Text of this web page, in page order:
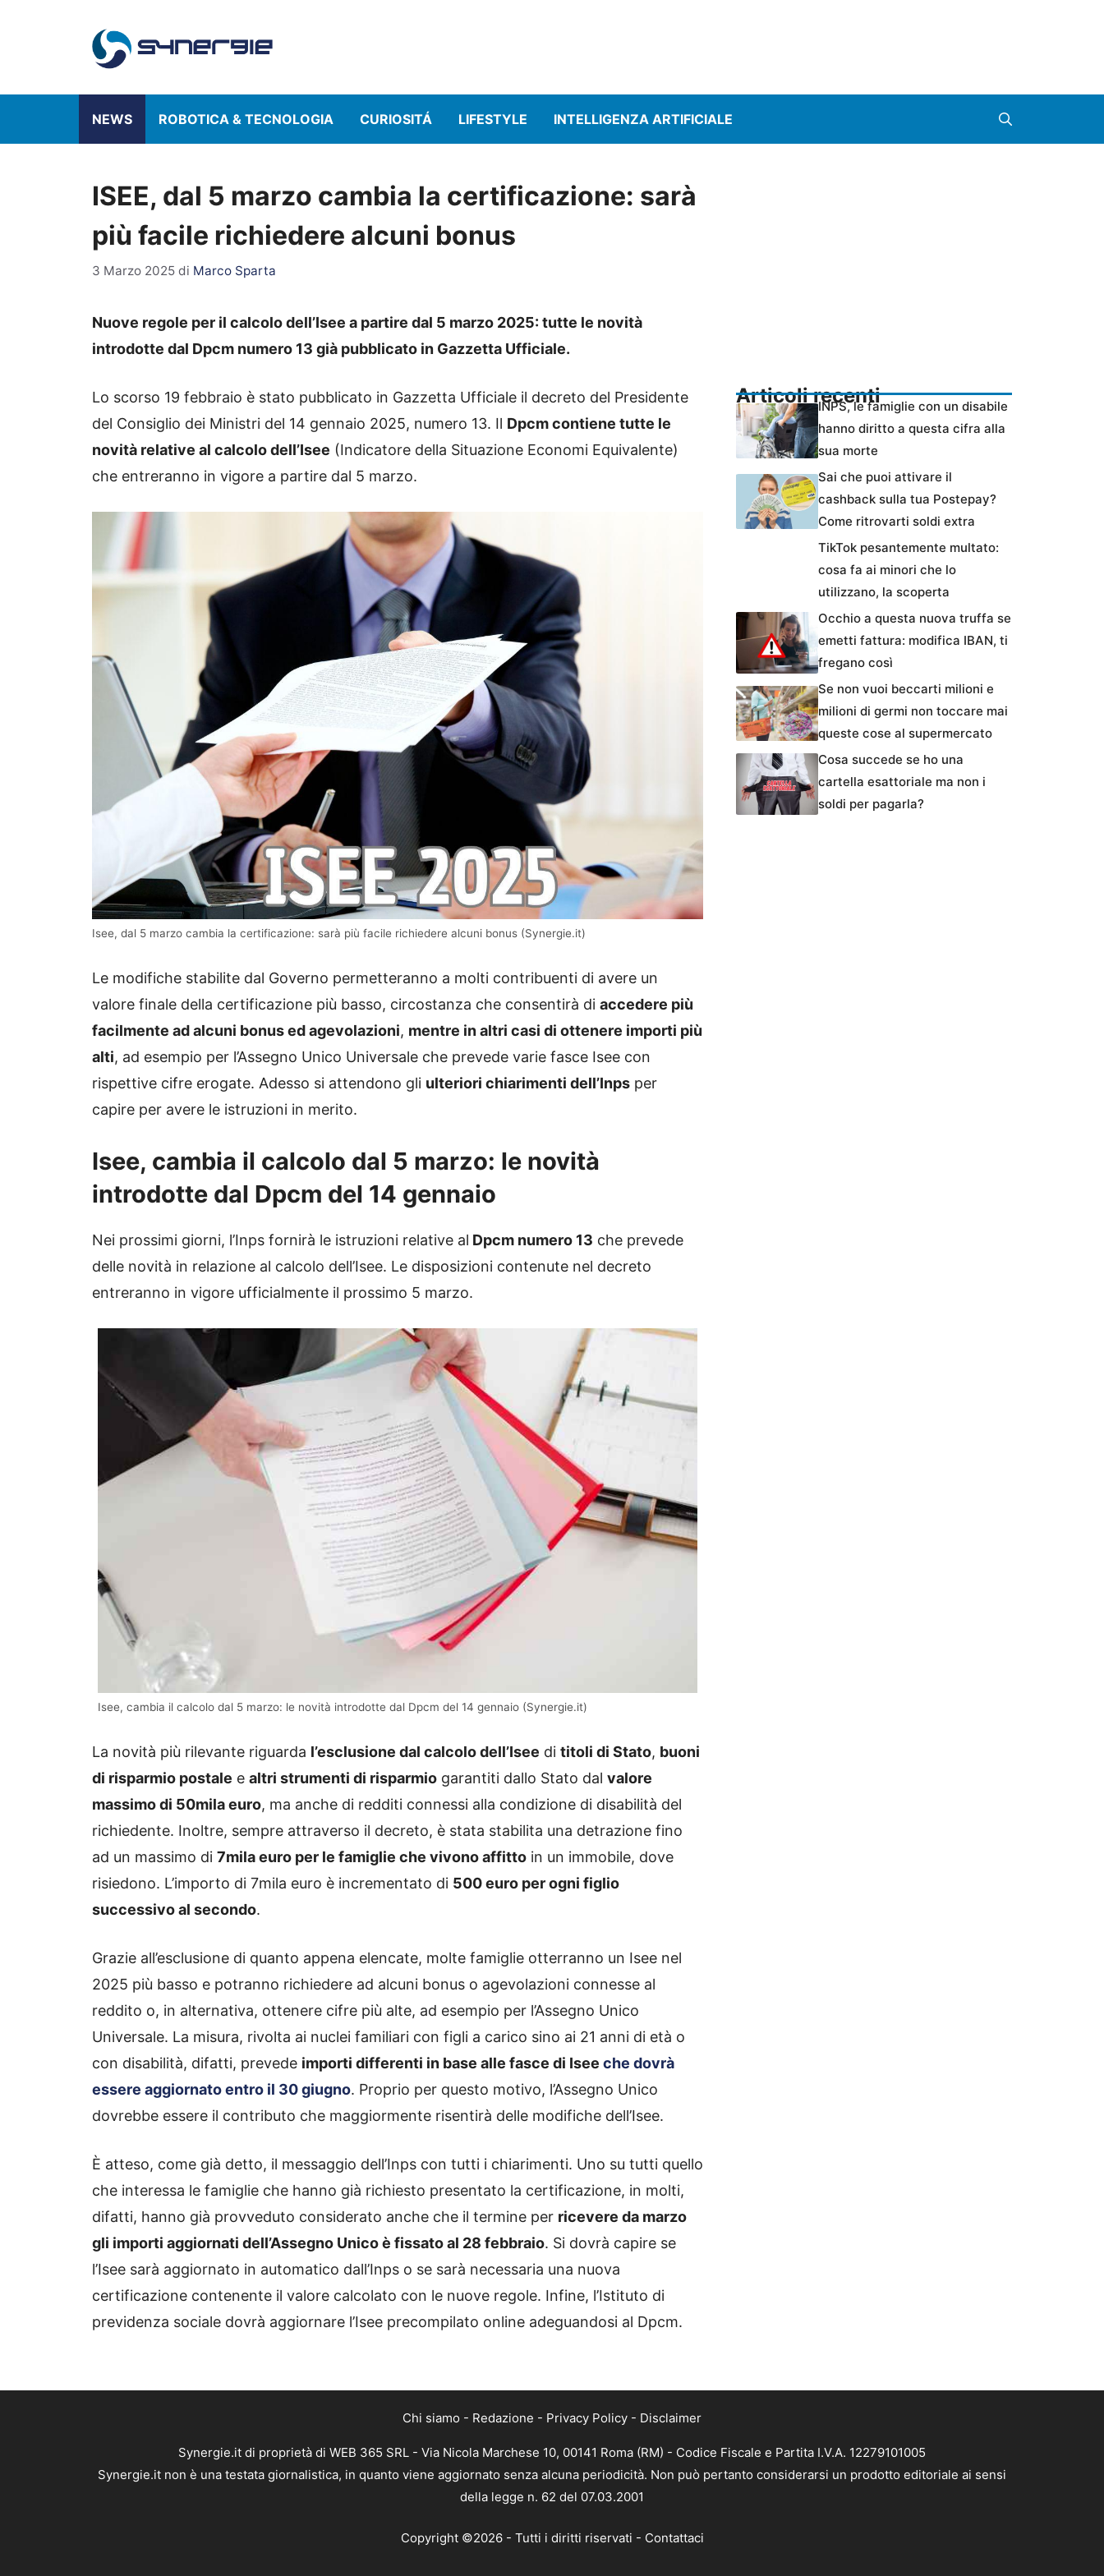
NEWS ROBOTICA & TECNOLOGIA CURIOSITÁ LIFESTYLE INTELLIGENZA ARTIFICIALE
ISEE, dal 5 marzo cambia la certificazione: sarà
più facile richiedere alcuni bonus
3 Marzo 2025 di Marco Sparta
Nuove regole per il calcolo dell’Isee a partire dal 5 marzo 2025: tutte le novità
introdotte dal Dpcm numero 13 già pubblicato in Gazzetta Ufficiale.
Lo scorso 19 febbraio è stato pubblicato in Gazzetta Ufficiale il decreto del Presidente
del Consiglio dei Ministri del 14 gennaio 2025, numero 13. Il Dpcm contiene tutte le
novità relative al calcolo dell’Isee (Indicatore della Situazione Economi Equivalente)
che entreranno in vigore a partire dal 5 marzo.
Isee, dal 5 marzo cambia la certificazione: sarà più facile richiedere alcuni bonus (Synergie.it)
Le modifiche stabilite dal Governo permetteranno a molti contribuenti di avere un
valore finale della certificazione più basso, circostanza che consentirà di accedere più
facilmente ad alcuni bonus ed agevolazioni, mentre in altri casi di ottenere importi più
alti, ad esempio per l’Assegno Unico Universale che prevede varie fasce Isee con
rispettive cifre erogate. Adesso si attendono gli ulteriori chiarimenti dell’Inps per
capire per avere le istruzioni in merito.
Isee, cambia il calcolo dal 5 marzo: le novità
introdotte dal Dpcm del 14 gennaio
Nei prossimi giorni, l’Inps fornirà le istruzioni relative al Dpcm numero 13 che prevede
delle novità in relazione al calcolo dell’Isee. Le disposizioni contenute nel decreto
entreranno in vigore ufficialmente il prossimo 5 marzo.
Isee, cambia il calcolo dal 5 marzo: le novità introdotte dal Dpcm del 14 gennaio (Synergie.it)
La novità più rilevante riguarda l’esclusione dal calcolo dell’Isee di titoli di Stato, buoni
di risparmio postale e altri strumenti di risparmio garantiti dallo Stato dal valore
massimo di 50mila euro, ma anche di redditi connessi alla condizione di disabilità del
richiedente. Inoltre, sempre attraverso il decreto, è stata stabilita una detrazione fino
ad un massimo di 7mila euro per le famiglie che vivono affitto in un immobile, dove
risiedono. L’importo di 7mila euro è incrementato di 500 euro per ogni figlio
successivo al secondo.
Grazie all’esclusione di quanto appena elencate, molte famiglie otterranno un Isee nel
2025 più basso e potranno richiedere ad alcuni bonus o agevolazioni connesse al
reddito o, in alternativa, ottenere cifre più alte, ad esempio per l’Assegno Unico
Universale. La misura, rivolta ai nuclei familiari con figli a carico sino ai 21 anni di età o
con disabilità, difatti, prevede importi differenti in base alle fasce di Isee che dovrà
essere aggiornato entro il 30 giugno. Proprio per questo motivo, l’Assegno Unico
dovrebbe essere il contributo che maggiormente risentirà delle modifiche dell’Isee.
È atteso, come già detto, il messaggio dell’Inps con tutti i chiarimenti. Uno su tutti quello
che interessa le famiglie che hanno già richiesto presentato la certificazione, in molti,
difatti, hanno già provveduto considerato anche che il termine per ricevere da marzo
gli importi aggiornati dell’Assegno Unico è fissato al 28 febbraio. Si dovrà capire se
l’Isee sarà aggiornato in automatico dall’Inps o se sarà necessaria una nuova
certificazione contenente il valore calcolato con le nuove regole. Infine, l’Istituto di
previdenza sociale dovrà aggiornare l’Isee precompilato online adeguandosi al Dpcm.
Articoli recentiINPS, le famiglie con un disabile
hanno diritto a questa cifra alla
sua morte
Sai che puoi attivare il
cashback sulla tua Postepay?
Come ritrovarti soldi extra
TikTok pesantemente multato:
cosa fa ai minori che lo
utilizzano, la scoperta
Occhio a questa nuova truffa se
emetti fattura: modifica IBAN, ti
fregano così
Se non vuoi beccarti milioni e
milioni di germi non toccare mai
queste cose al supermercato
Cosa succede se ho una
cartella esattoriale ma non i
soldi per pagarla?
Chi siamo - Redazione - Privacy Policy - Disclaimer
Synergie.it di proprietà di WEB 365 SRL - Via Nicola Marchese 10, 00141 Roma (RM) - Codice Fiscale e Partita I.V.A. 12279101005
Synergie.it non è una testata giornalistica, in quanto viene aggiornato senza alcuna periodicità. Non può pertanto considerarsi un prodotto editoriale ai sensi
della legge n. 62 del 07.03.2001
Copyright ©2026 - Tutti i diritti riservati - Contattaci